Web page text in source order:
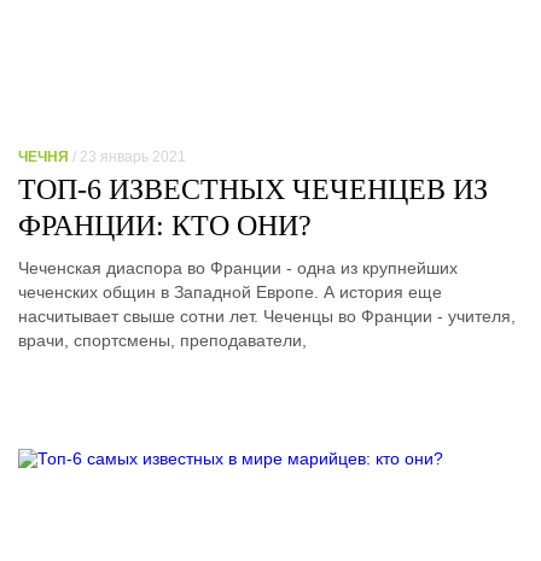
ЧЕЧНЯ / 23 январь 2021
ТОП-6 ИЗВЕСТНЫХ ЧЕЧЕНЦЕВ ИЗ
ФРАНЦИИ: КТО ОНИ?
Чеченская диаспора во Франции - одна из крупнейших
чеченских общин в Западной Европе. А история еще
насчитывает свыше сотни лет. Чеченцы во Франции - учителя,
врачи, спортсмены, преподаватели,